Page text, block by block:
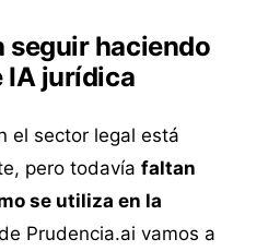
seguir haciendo
IA jurídica
el sector legal está
pero todavía faltan
se utiliza en la
Prudencia.ai vamos a